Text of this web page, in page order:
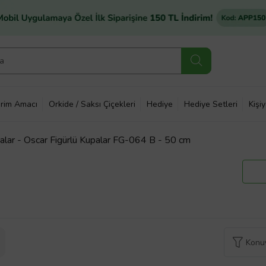
Amacı Orkide / Saksı Çiçekleri Hediye Hediye Setleri
- Oscar Figürlü Kupalar FG-064 B - 50 cm